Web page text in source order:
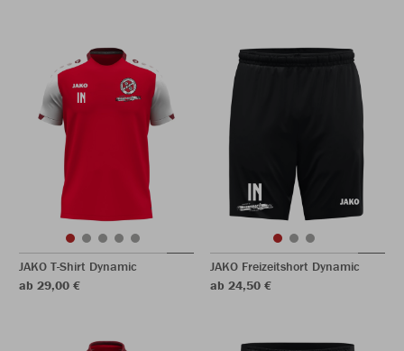
JAKO T-Shirt Dynamic
ab 29,00 €
JAKO Freizeitshort Dynamic
ab 24,50 €